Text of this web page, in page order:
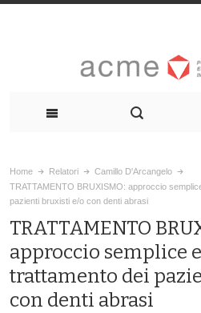
Home Relatori
Camillo D'Arcangelo
TRATTAMENTO BRUXISMO: approccio
pazienti bruxisti e/o con denti abrasi
TRATTAMENTO
approccio semplice
trattamento dei
con denti abrasi